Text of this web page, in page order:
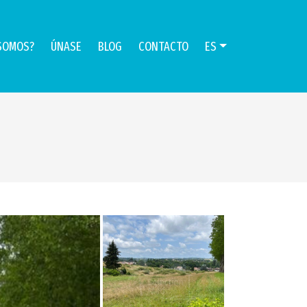
ÚNASE BLOG CONTACTO ES